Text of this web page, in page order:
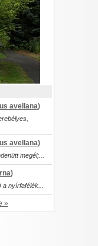
Privacy Policy
avellana)
avellana)
megél;...
)
nyírfafélék...
»